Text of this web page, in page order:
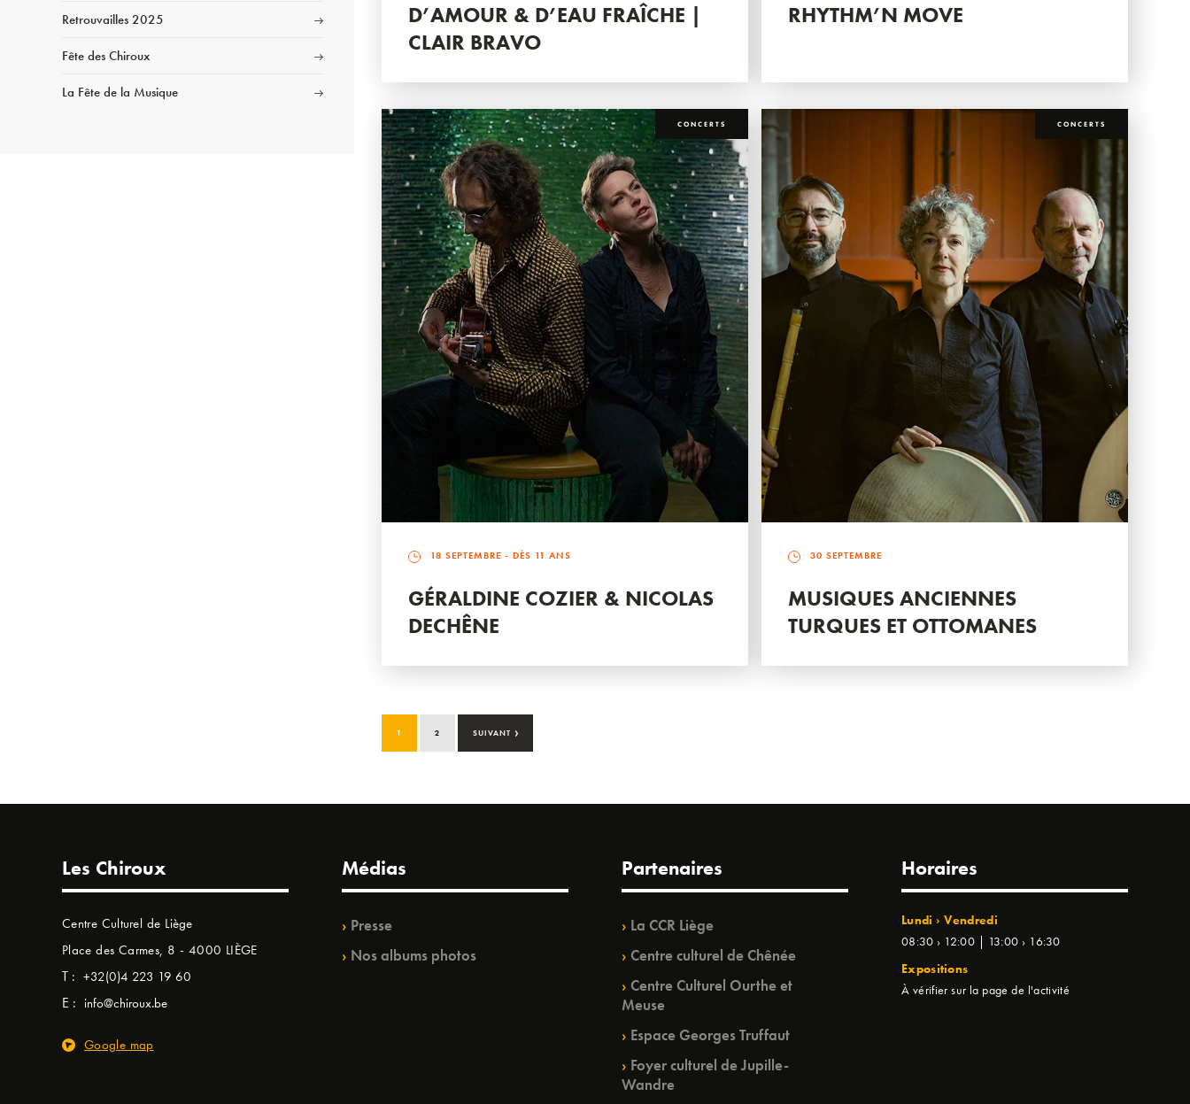
Retrouvailles 2025
Fête des Chiroux
La Fête de la Musique
D’AMOUR & D’EAU FRAÎCHE |
CLAIR BRAVO
RHYTHM’N MOVE
CONCERTS
18 SEPTEMBRE - DÈS 11 ANS
GÉRALDINE COZIER & NICOLAS
DECHÊNE
CONCERTS
30 SEPTEMBRE
MUSIQUES ANCIENNES
TURQUES ET OTTOMANES
1 2 SUIVANT ›
Les Chiroux
Centre Culturel de Liège
Place des Carmes, 8 - 4000 LIÈGE
T : +32(0)4 223 19 60
E : info@chiroux.be
Google map
Médias
Presse
Nos albums photos
Partenaires
La CCR Liège
Centre culturel de Chênée
Centre Culturel Ourthe et
Meuse
Espace Georges Truffaut
Foyer culturel de Jupille-
Wandre
Horaires
Lundi › Vendredi
08:30 › 12:00 | 13:00 › 16:30
Expositions
À vérifier sur la page de l'activité